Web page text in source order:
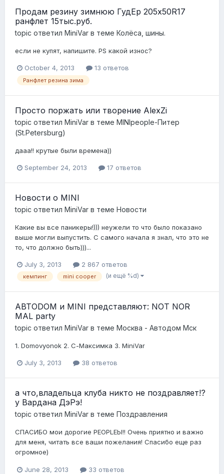
Продам резину зимнюю ГудЕр 205х50R17
ранфлет 15тыс.руб.
topic ответил MiniVar в теме Колёса, шины.
если не купят, напишите. PS какой износ?
October 4, 2013 13 ответов
Ранфлет резина зима
Просто поржать или творение AlexZi
topic ответил MiniVar в теме MINIpeople-Питер
(St.Petersburg)
дааа!! крутые были времена))
September 24, 2013 17 ответов
Новости о MINI
topic ответил MiniVar в теме Новости
Какие вы все паникеры!))) неужели то что было показано
выше могли выпустить. С самого начала я знал, что это не
то, что должно быть)))...
July 3, 2013 2 867 ответов
кемпинг mini cooper (и ещё %d)
АВТОDОМ и MINI представляют: NOT NOR
MAL party
topic ответил MiniVar в теме Москва - Автодом Мск
1. Domovyonok 2. С-Максимка 3. MiniVar
July 3, 2013 38 ответов
а что,владельца клуба никто не поздравляет!?
у Вардана ДэРэ!
topic ответил MiniVar в теме Поздравления
СПАСИБО мои дорогие PEOPLEЫ!! Очень приятно и важно
для меня, читать все ваши пожелания! Спасибо еще раз
огромное)
June 28, 2013 33 ответов